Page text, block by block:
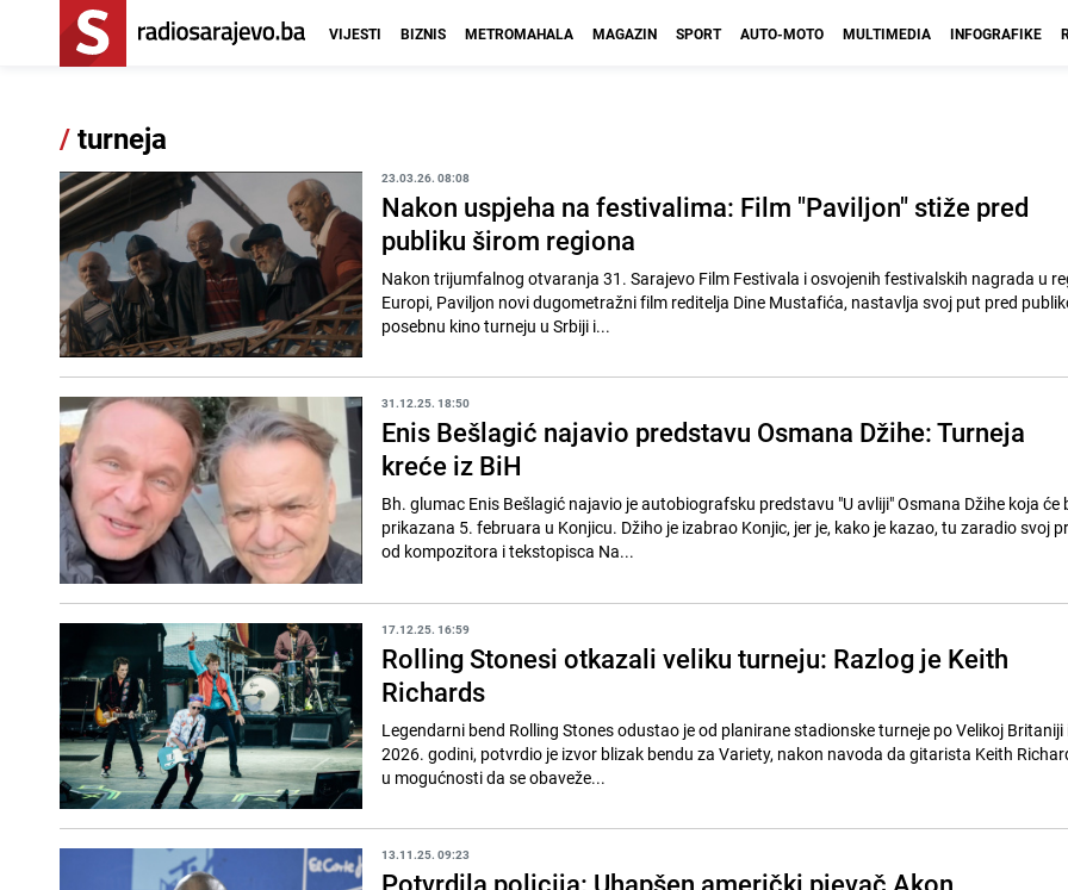
VIJESTI BIZNIS METROMAHALA MAGAZIN SPORT AUTO-MOTO MULTIMEDIA INFOGRAFIKE
/turneja
23.03.26. 08:08
Nakon uspjeha na festivalima: Film "Paviljon" stiže pred
publiku širom regiona
Nakon trijumfalnog otvaranja 31. Sarajevo Film Festivala i osvojenih festivalskih nagrada u
Europi, Paviljon novi dugometražni film reditelja Dine Mustafića, nastavlja svoj put pred
posebnu kino turneju u Srbiji i...
31.12.25. 18:50
Enis Bešlagić najavio predstavu Osmana Džihe: Turneja
kreće iz BiH
Bh. glumac Enis Bešlagić najavio je autobiografsku predstavu "U avliji" Osmana Džihe koja će
prikazana 5. februara u Konjicu. Džiho je izabrao Konjic, jer je, kako je kazao, tu zaradio svoj
od kompozitora i tekstopisca Na...
17.12.25. 16:59
Rolling Stonesi otkazali veliku turneju: Razlog je Keith
Richards
Legendarni bend Rolling Stones odustao je od planirane stadionske turneje po Velikoj Britaniji
2026. godini, potvrdio je izvor blizak bendu za Variety, nakon navoda da gitarista Keith
u mogućnosti da se obaveže...
13.11.25. 09:23